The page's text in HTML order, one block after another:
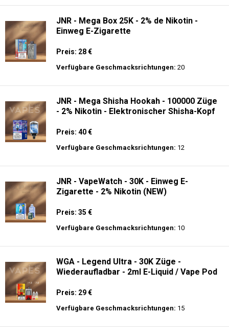
JNR - Mega Box 25K - 2% de Nikotin -
Einweg E-Zigarette
Preis: 28 €
Verfügbare Geschmacksrichtungen: 20
JNR - Mega Shisha Hookah - 100000 Züge
- 2% Nikotin - Elektronischer Shisha-Kopf
Preis: 40 €
Verfügbare Geschmacksrichtungen: 12
JNR - VapeWatch - 30K - Einweg E-
Zigarette - 2% Nikotin (NEW)
Preis: 35 €
Verfügbare Geschmacksrichtungen: 10
WGA - Legend Ultra - 30K Züge -
Wiederaufladbar - 2ml E-Liquid / Vape Pod
Preis: 29 €
Verfügbare Geschmacksrichtungen: 15